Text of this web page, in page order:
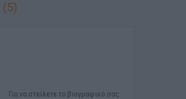
(5)
Για να στείλετε το βιογραφικό σας